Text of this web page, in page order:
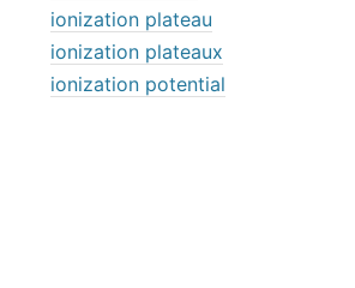
ionization plateau
ionization plateaux
ionization potential